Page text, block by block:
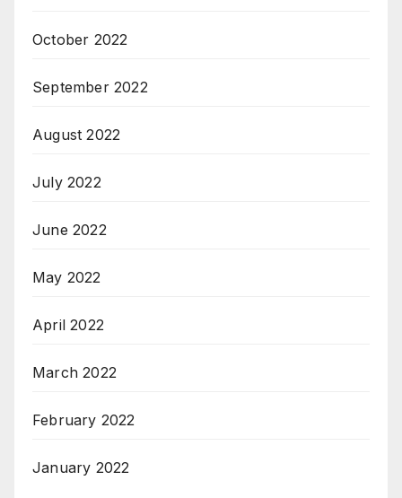
October 2022
September 2022
August 2022
July 2022
June 2022
May 2022
April 2022
March 2022
February 2022
January 2022